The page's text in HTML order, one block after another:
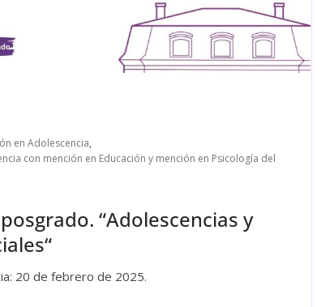
en Adolescencia,
con mención en Educación y mención en Psicología del
“Adolescencias y
20 de febrero de 2025.